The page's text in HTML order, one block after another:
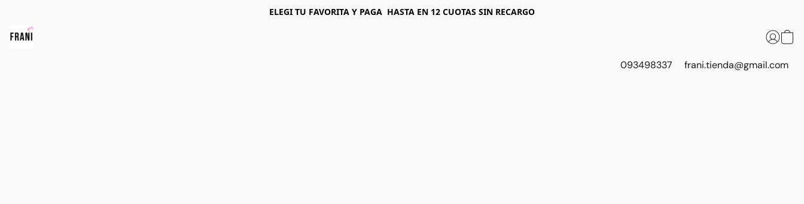
ELEGI T U FAVORITA Y PAGA HASTA EN 12 CUOTAS SIN RECARGO
093498337 frani.tienda@gmail.com